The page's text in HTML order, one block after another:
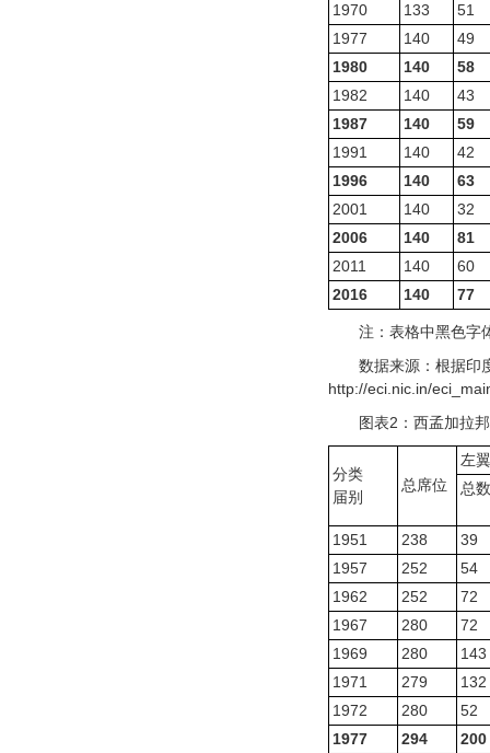
1970
133
51
1977
140
49
1980
140
58
1982
140
43
1987
140
59
1991
140
42
1996
140
63
2001
140
32
2006
140
81
2011
140
60
2016
140 77
注：表格中黑色字
数据来源：根据印
http://eci.nic.in/
图表2：西孟加拉
分类
届别
总席位
左
总数
1951 238
39
1957
252
54
1962
252
72
1967
280
72
1969
280
143
1971
279
132
1972
280
52
1977
294
200